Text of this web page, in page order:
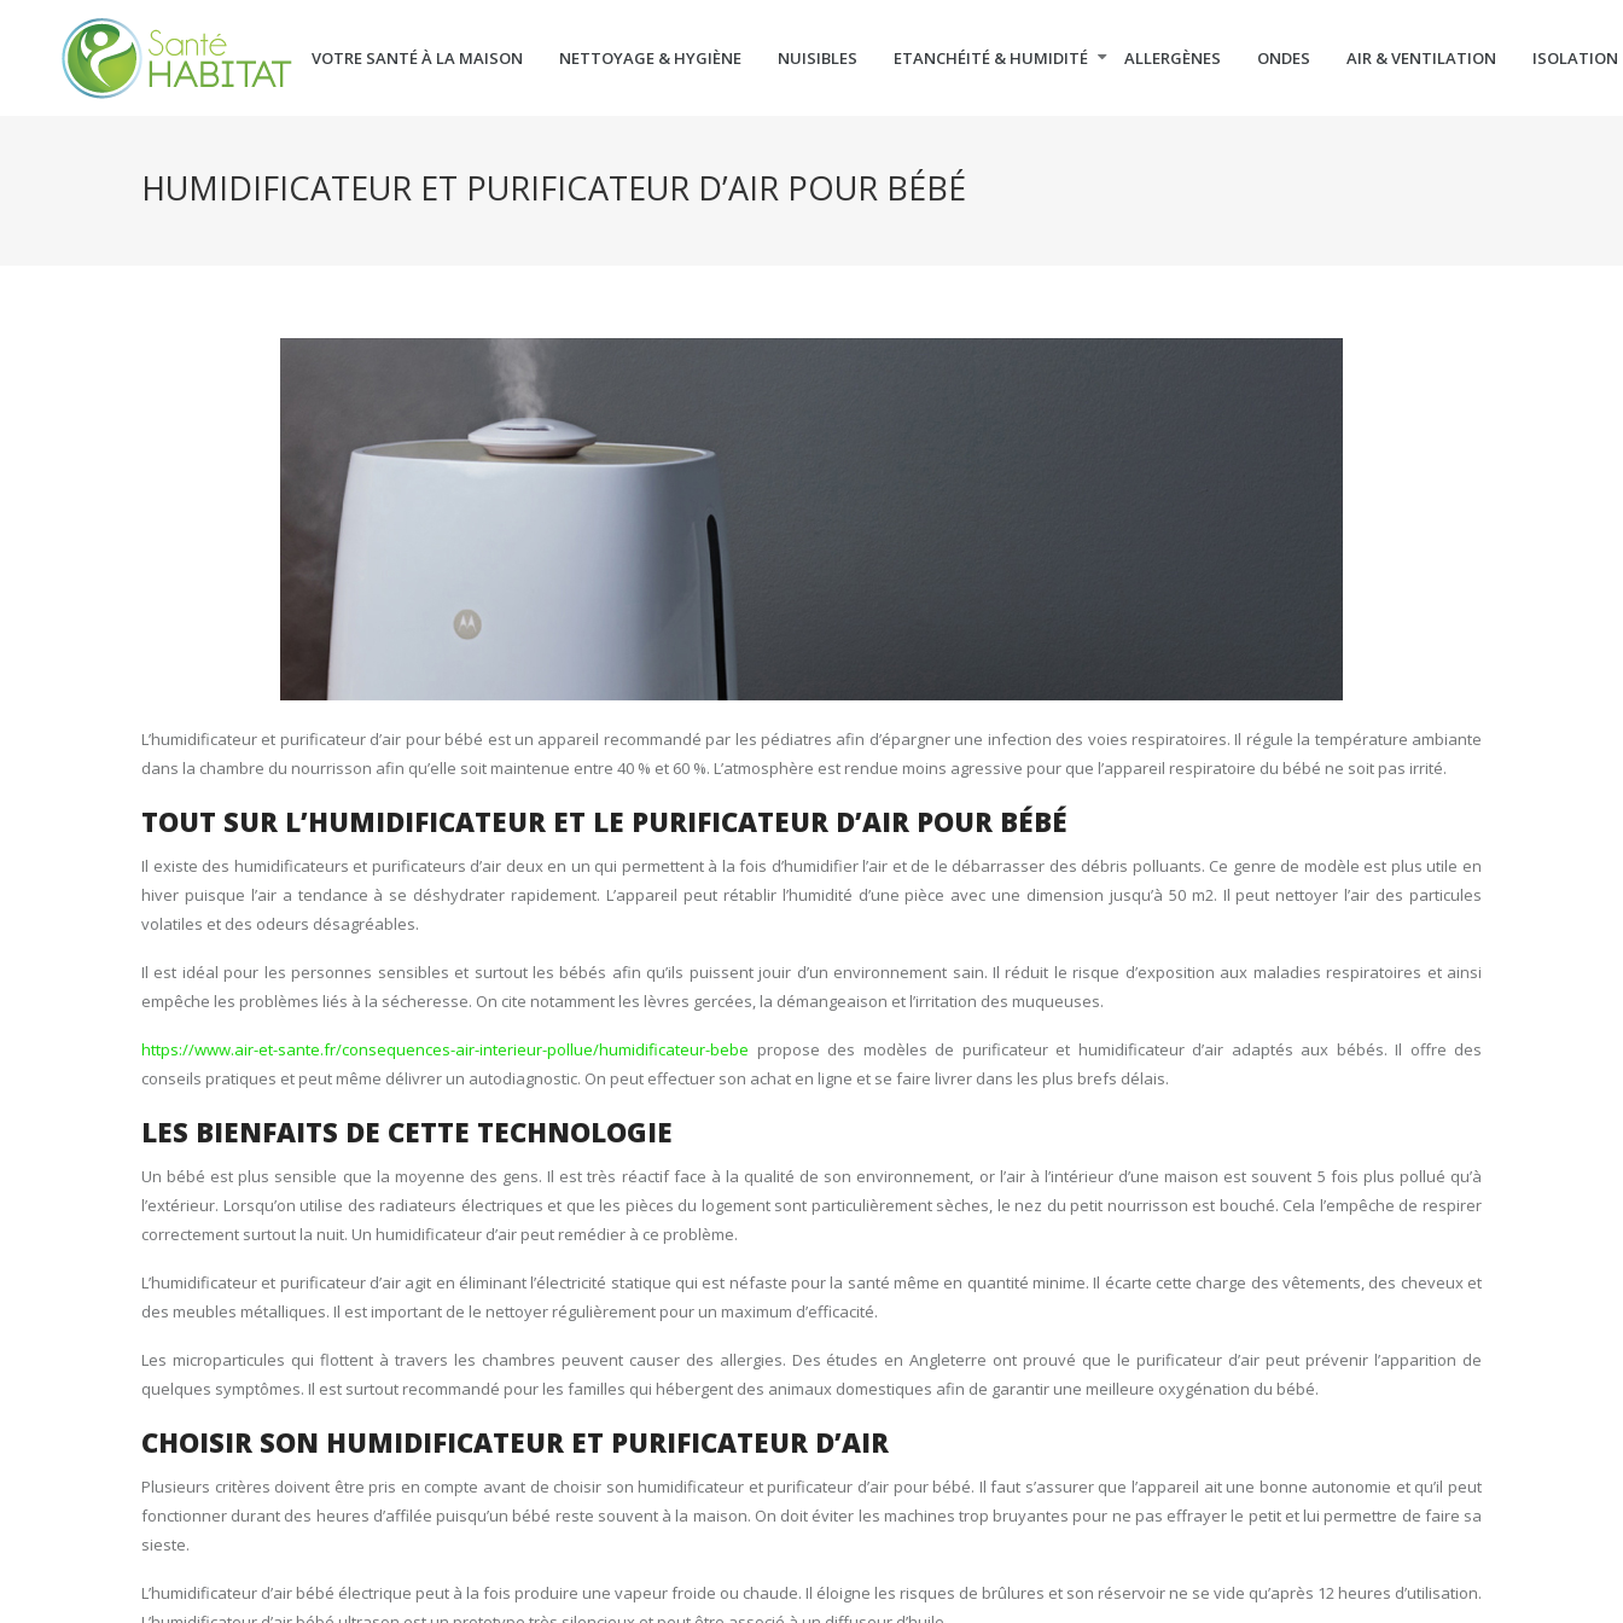
VOTRE SANTÉ À LA MAISON NETTOYAGE & HYGIÈNE NUISIBLES ETANCHÉITÉ & HUMIDITÉ ALLERGÈNES ONDES AIR & VENTILATION ISOLATION
HUMIDIFICATEUR ET PURIFICATEUR D’AIR POUR BÉBÉ
L’humidificateur et purificateur d’air pour bébé est un appareil recommandé par les pédiatres afin d’épargner une infection des voies respiratoires. Il régule la température ambiante
dans la chambre du nourrisson afin qu’elle soit maintenue entre 40 % et 60 %. L’atmosphère est rendue moins agressive pour que l’appareil respiratoire du bébé ne soit pas irrité.
TOUT SUR L’HUMIDIFICATEUR ET LE PURIFICATEUR D’AIR POUR BÉBÉ
Il existe des humidificateurs et purificateurs d’air deux en un qui permettent à la fois d’humidifier l’air et de le débarrasser des débris polluants. Ce genre de modèle est plus utile en
hiver puisque l’air a tendance à se déshydrater rapidement. L’appareil peut rétablir l’humidité d’une pièce avec une dimension jusqu’à 50 m2. Il peut nettoyer l’air des particules
volatiles et des odeurs désagréables.
Il est idéal pour les personnes sensibles et surtout les bébés afin qu’ils puissent jouir d’un environnement sain. Il réduit le risque d’exposition aux maladies respiratoires et ainsi
empêche les problèmes liés à la sécheresse. On cite notamment les lèvres gercées, la démangeaison et l’irritation des muqueuses.
https://www.air-et-sante.fr/consequences-air-interieur-pollue/humidificateur-bebe propose des modèles de purificateur et humidificateur d’air adaptés aux bébés. Il offre des
conseils pratiques et peut même délivrer un autodiagnostic. On peut effectuer son achat en ligne et se faire livrer dans les plus brefs délais.
LES BIENFAITS DE CETTE TECHNOLOGIE
Un bébé est plus sensible que la moyenne des gens. Il est très réactif face à la qualité de son environnement, or l’air à l’intérieur d’une maison est souvent 5 fois plus pollué qu’à
l’extérieur. Lorsqu’on utilise des radiateurs électriques et que les pièces du logement sont particulièrement sèches, le nez du petit nourrisson est bouché. Cela l’empêche de respirer
correctement surtout la nuit. Un humidificateur d’air peut remédier à ce problème.
L’humidificateur et purificateur d’air agit en éliminant l’électricité statique qui est néfaste pour la santé même en quantité minime. Il écarte cette charge des vêtements, des cheveux et
des meubles métalliques. Il est important de le nettoyer régulièrement pour un maximum d’efficacité.
Les microparticules qui flottent à travers les chambres peuvent causer des allergies. Des études en Angleterre ont prouvé que le purificateur d’air peut prévenir l’apparition de
quelques symptômes. Il est surtout recommandé pour les familles qui hébergent des animaux domestiques afin de garantir une meilleure oxygénation du bébé.
CHOISIR SON HUMIDIFICATEUR ET PURIFICATEUR D’AIR
Plusieurs critères doivent être pris en compte avant de choisir son humidificateur et purificateur d’air pour bébé. Il faut s’assurer que l’appareil ait une bonne autonomie et qu’il peut
fonctionner durant des heures d’affilée puisqu’un bébé reste souvent à la maison. On doit éviter les machines trop bruyantes pour ne pas effrayer le petit et lui permettre de faire sa
sieste.
L’humidificateur d’air bébé électrique peut à la fois produire une vapeur froide ou chaude. Il éloigne les risques de brûlures et son réservoir ne se vide qu’après 12 heures d’utilisation.